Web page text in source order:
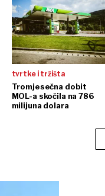
tvrtke i tržišta
Tromjesečna dobit
MOL-a skočila na 786
milijuna dolara